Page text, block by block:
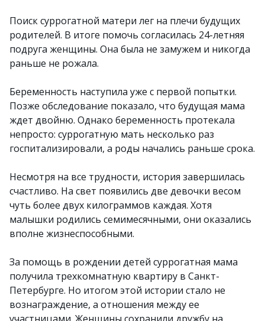
Поиск суррогатной матери лег на плечи будущих
родителей. В итоге помочь согласилась 24-летняя
подруга женщины. Она была не замужем и никогда
раньше не рожала.
Беременность наступила уже с первой попытки.
Позже обследование показало, что будущая мама
ждет двойню. Однако беременность протекала
непросто: суррогатную мать несколько раз
госпитализировали, а роды начались раньше срока.
Несмотря на все трудности, история завершилась
счастливо. На свет появились две девочки весом
чуть более двух килограммов каждая. Хотя
малышки родились семимесячными, они оказались
вполне жизнеспособными.
За помощь в рождении детей суррогатная мама
получила трехкомнатную квартиру в Санкт-
Петербурге. Но итогом этой истории стало не
вознаграждение, а отношения между ее